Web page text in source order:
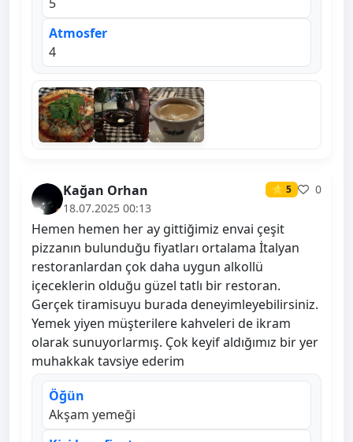
Atmosfer
4
Kağan Orhan ⭐ 5
0
18.07.2025 00:13
Hemen hemen her ay gittiğimiz envai çeşit
pizzanın bulunduğu fiyatları ortalama İtalyan
restoranlardan çok daha uygun alkollü
içeceklerin olduğu güzel tatlı bir restoran.
Gerçek tiramisuyu burada deneyimleyebilirsiniz.
Yemek yiyen müşterilere kahveleri de ikram
olarak sunuyorlarmış. Çok keyif aldığımız bir yer
muhakkak tavsiye ederim
Öğün
Akşam yemeği